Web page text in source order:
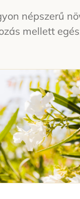
népszerű
mellett